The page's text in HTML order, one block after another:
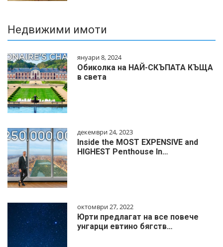
Недвижими имоти
януари 8, 2024
Обиколка на НАЙ-СКЪПАТА КЪЩА
в света
декември 24, 2023
Inside the MOST EXPENSIVE and
HIGHEST Penthouse In…
октомври 27, 2022
Юрти предлагат на все повече
унгарци евтино бягств…